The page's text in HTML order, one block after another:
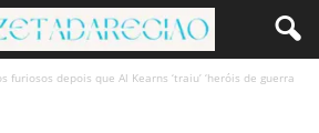
furiosos depois que Al Kearns ‘traiu’ ‘heróis de guerra